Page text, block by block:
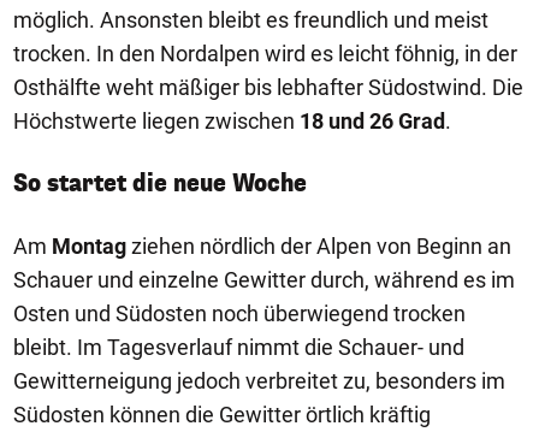
möglich. Ansonsten bleibt es freundlich und meist
trocken. In den Nordalpen wird es leicht föhnig, in der
Osthälfte weht mäßiger bis lebhafter Südostwind. Die
Höchstwerte liegen zwischen 18 und 26 Grad.
So startet die neue Woche
Am Montagziehen nördlich der Alpen von Beginn an
Schauer und einzelne Gewitter durch, während es im
Osten und Südosten noch überwiegend trocken
bleibt. Im Tagesverlauf nimmt die Schauer- und
Gewitterneigung jedoch verbreitet zu, besonders im
Südosten können die Gewitter örtlich kräftig